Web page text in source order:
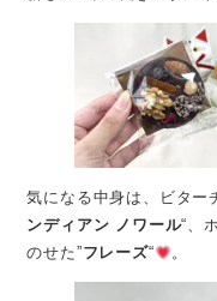
気になる中身は、ビター
ンディアン ノワール“、
のせた”フレーズ“ 。